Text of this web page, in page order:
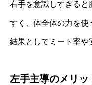
右手を意識しすぎると
すく、体全体の力を使
結果としてミート率や
左手主導のメリッ